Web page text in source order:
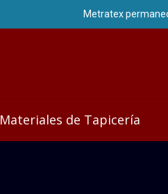
Materiales de Tapicería